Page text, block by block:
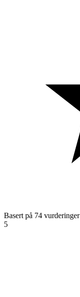
Basert på 74 vurderinger
5